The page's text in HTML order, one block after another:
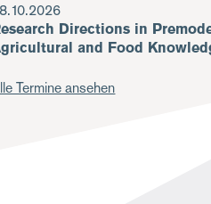
Directions in
and Food
Termine ansehen